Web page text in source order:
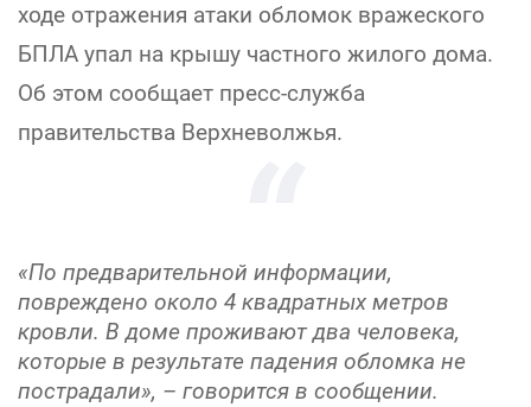
ходе отражения атаки обломок вражеского
БПЛА упал на крышу частного жилого дома.
Об этом сообщает пресс-служба
правительства Верхневолжья.
«По предварительной информации,
повреждено около 4 квадратных метров
кровли. В доме проживают два человека,
которые в результате падения обломка не
пострадали», – говорится в сообщении.